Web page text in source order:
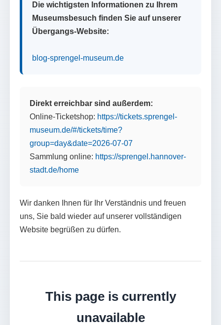
Die wichtigsten Informationen zu Ihrem
Museumsbesuch finden Sie auf unserer
Übergangs-Website:
blog-sprengel-museum.de
Direkt erreichbar sind außerdem:
Online-Ticketshop: https://tickets.sprengel-
museum.de/#/tickets/time?
group=day&date=2026-07-07
Sammlung online: https://sprengel.hannover-
stadt.de/home
Wir danken Ihnen für Ihr Verständnis und freuen
uns, Sie bald wieder auf unserer vollständigen
Website begrüßen zu dürfen.
This page is currently
unavailable